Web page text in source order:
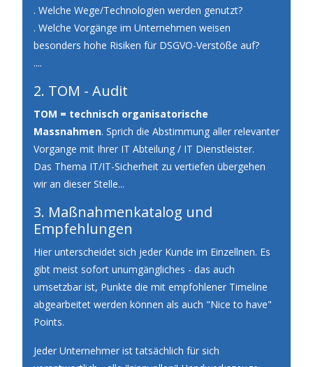
. Welche Wege/Technologien werden genutzt?
. Welche Vorgänge im Unternehmen weisen
besonders hohe Risiken für DSGVO-Verstöße auf?
....
2. TOM - Audit
TOM = technisch organisatorische
Massnahmen. Sprich die Abstimmung aller relevanter
Vorgange mit Ihrer IT Abteilung / IT Dienstleister.
Das Thema IT/IT-Sicherheit zu vertiefen übergehen
wir an dieser Stelle...
3. Maßnahmenkatalog und
Empfehlungen
Hier unterscheidet sich jeder Kunde im Einzellnen. Es
gibt meist sofort unumgängliches - das auch
umsetzbar ist, Punkte die mit empfohlener Timeline
abgearbeitet werden können als auch "Nice to have"
Points.
Jeder Unternehmer ist tatsächlich für sich